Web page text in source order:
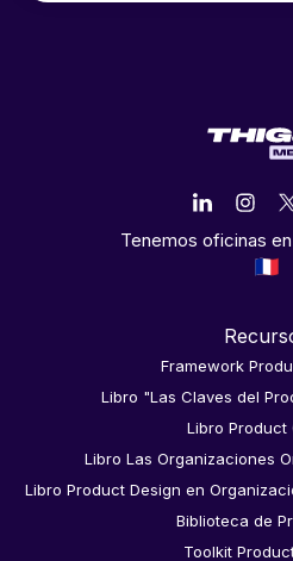
Tenemos oficinas
Framework
Libro "Las Claves del
Libro Product
Libro Las Organizaciones
Libro Product Design en
Biblioteca de
Toolkit